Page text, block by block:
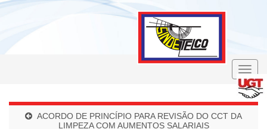
Toggle
ACORDO DE PRINCÍPIO PARA REVISÃO DO CCT DA
LIMPEZA COM AUMENTOS SALARIAIS